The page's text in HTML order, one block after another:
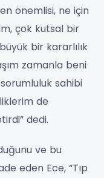
önemlisi, ne için
çok kutsal bir
bir kararlılık
zamanla beni
sahibi
de
dedi.
ve bu
eden Ece, “Tıp